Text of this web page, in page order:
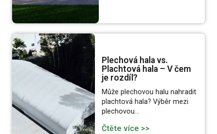
Plechová hala vs.
Plachtová hala – V čem
je rozdíl?
Může plechovou halu nahradit
plachtová hala? Výběr mezi
plechovou…
Čtěte více >>